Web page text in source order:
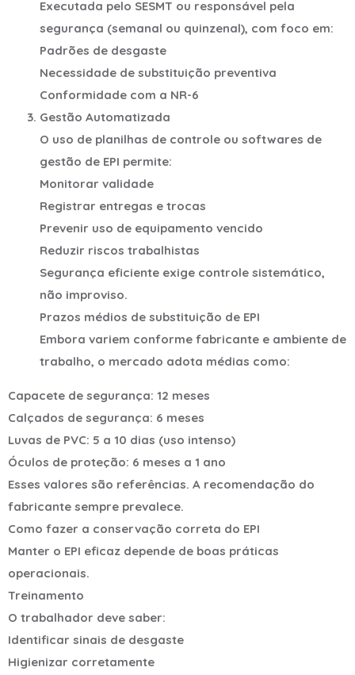
Executada pelo SESMT ou responsável pela
segurança (semanal ou quinzenal), com foco em:
Padrões de desgaste
Necessidade de substituição preventiva
Conformidade com a NR-6
Gestão Automatizada
O uso de planilhas de controle ou softwares de
gestão de EPI permite:
Monitorar validade
Registrar entregas e trocas
Prevenir uso de equipamento vencido
Reduzir riscos trabalhistas
Segurança eficiente exige controle sistemático,
não improviso.
Prazos médios de substituição de EPI
Embora variem conforme fabricante e ambiente de
trabalho, o mercado adota médias como:
Capacete de segurança: 12 meses
Calçados de segurança: 6 meses
Luvas de PVC: 5 a 10 dias (uso intenso)
Óculos de proteção: 6 meses a 1 ano
Esses valores são referências. A recomendação do
fabricante sempre prevalece.
Como fazer a conservação correta do EPI
Manter o EPI eficaz depende de boas práticas
operacionais.
Treinamento
O trabalhador deve saber:
Identificar sinais de desgaste
Higienizar corretamente